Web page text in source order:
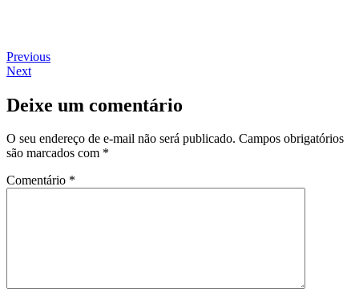
Navegação
de
Post
PreviousPrevious
NextNext
Deixe um comentário
O seu endereço de e-mail não será publicado. Campos obrigatórios
são marcados com *
Comentário *